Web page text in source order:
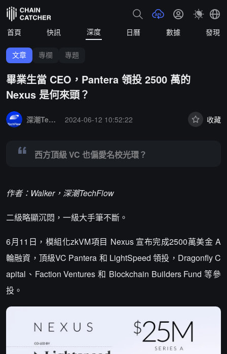
首頁 快訊 深度 日曆 數據 發現
文章 專欄 專題
畢業生當 CEO，Pantera 領投 2500 萬的
Nexus 是何來頭？
深潮TechFlow
2024-06-12 10:52:22 收藏
西方頂級 VC 也偏愛名校光環？
作者：Walker，深潮TechFlow
二級略顯沉悶，一級大手筆不斷。
6月11日，模組化zkVM項目 Nexus 宣布完成2500萬美金 A
輪融資，頂級VC Pantera 和 LightSpeed 領投，Dragonfly C
apital、Faction Ventures 和 Blockchain Builders Fund 等參
投。